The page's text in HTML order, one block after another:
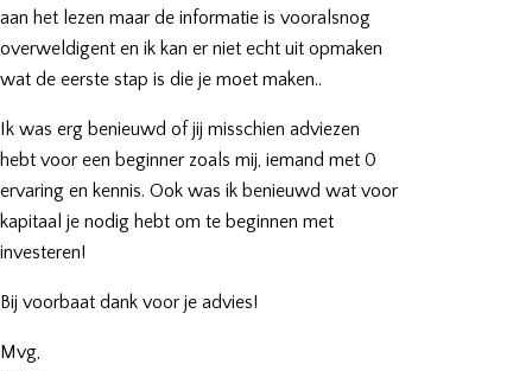
aan het lezen maar de informatie is vooralsnog
overweldigent en ik kan er niet echt uit opmaken
wat de eerste stap is die je moet maken..
Ik was erg benieuwd of jij misschien adviezen
hebt voor een beginner zoals mij, iemand met 0
ervaring en kennis. Ook was ik benieuwd wat voor
kapitaal je nodig hebt om te beginnen met
investeren!
Bij voorbaat dank voor je advies!
Mvg,